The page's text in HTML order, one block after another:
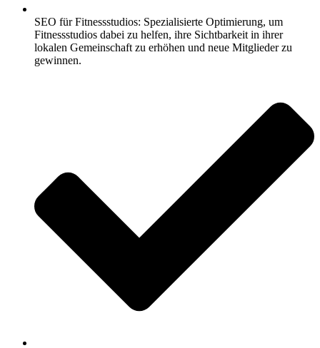
SEO für Fitnessstudios: Spezialisierte Optimierung, um
Fitnessstudios dabei zu helfen, ihre Sichtbarkeit in ihrer
lokalen Gemeinschaft zu erhöhen und neue Mitglieder zu
gewinnen.